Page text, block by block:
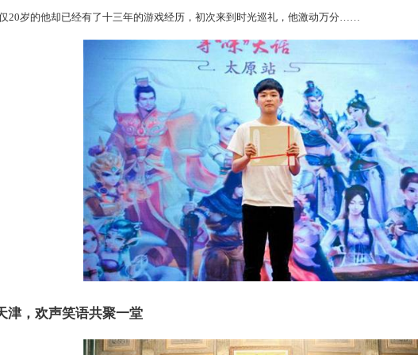
山西的游戏帮派也自发组织帮派成员前来参与活动，比如山西新区知名帮